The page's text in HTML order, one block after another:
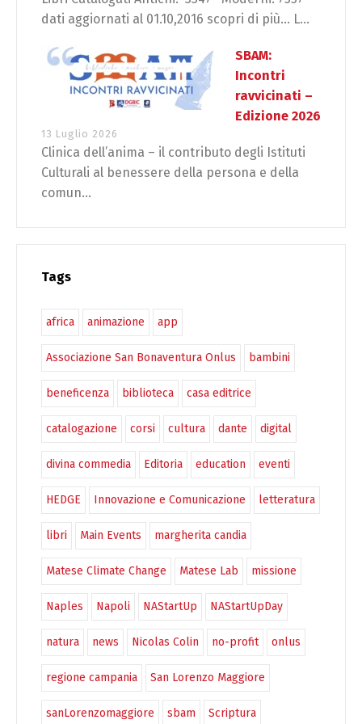
dati aggiornati al 01.10,2016 scopri di più… L...
SBAM:
Incontri
ravvicinati –
Edizione 2026
13 Luglio 2026
Clinica dell’anima – il contributo degli Istituti
Culturali al benessere della persona e della
comun...
Tags
africa animazione app
Associazione San Bonaventura Onlus bambini
beneficenza biblioteca casa editrice
catalogazione corsi cultura dante digital
divina commedia Editoria education eventi
HEDGE Innovazione e Comunicazione letteratura
libri Main Events margherita candia
Matese Climate Change Matese Lab missione
Naples Napoli NAStartUp NAStartUpDay
natura news Nicolas Colin no-profit onlus
regione campania San Lorenzo Maggiore
sanLorenzomaggiore sbam Scriptura